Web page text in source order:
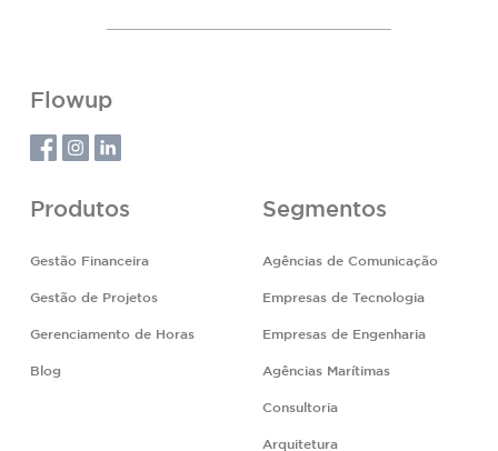
Flowup
Produtos
Gestão Financeira
Gestão de Projetos
Gerenciamento de Horas
Blog
Segmentos
Agências de Comunicação
Empresas de Tecnologia
Empresas de Engenharia
Agências Marítimas
Consultoria
Arquitetura